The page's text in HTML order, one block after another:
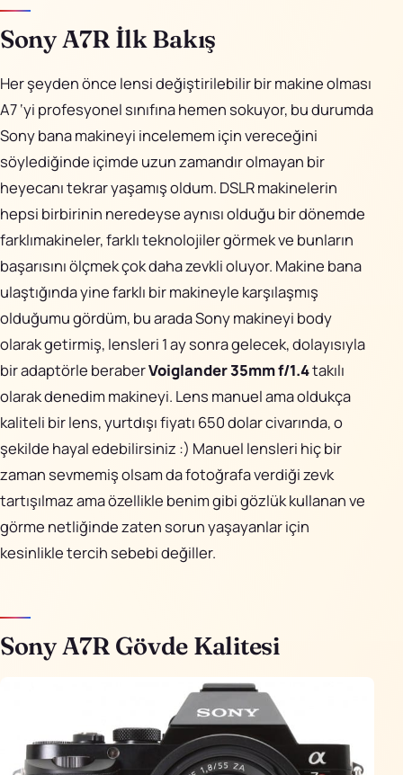
Sony A7R İlk Bakış
Her şeyden önce lensi değiştirilebilir bir makine olması
A7 ‘yi profesyonel sınıfına hemen sokuyor, bu durumda
Sony bana makineyi incelemem için vereceğini
söylediğinde içimde uzun zamandır olmayan bir
heyecanı tekrar yaşamış oldum. DSLR makinelerin
hepsi birbirinin neredeyse aynısı olduğu bir dönemde
farklımakineler, farklı teknolojiler görmek ve bunların
başarısını ölçmek çok daha zevkli oluyor. Makine bana
ulaştığında yine farklı bir makineyle karşılaşmış
olduğumu gördüm, bu arada Sony makineyi body
olarak getirmiş, lensleri 1 ay sonra gelecek, dolayısıyla
bir adaptörle beraberVoiglander 35mm f/1.4takılı
olarak denedim makineyi. Lens manuel ama oldukça
kaliteli bir lens, yurtdışı fiyatı 650 dolar civarında, o
şekilde hayal edebilirsiniz :) Manuel lensleri hiç bir
zaman sevmemiş olsam da fotoğrafa verdiği zevk
tartışılmaz ama özellikle benim gibi gözlük kullanan ve
görme netliğinde zaten sorun yaşayanlar için
kesinlikle tercih sebebi değiller.
Sony A7R Gövde Kalitesi